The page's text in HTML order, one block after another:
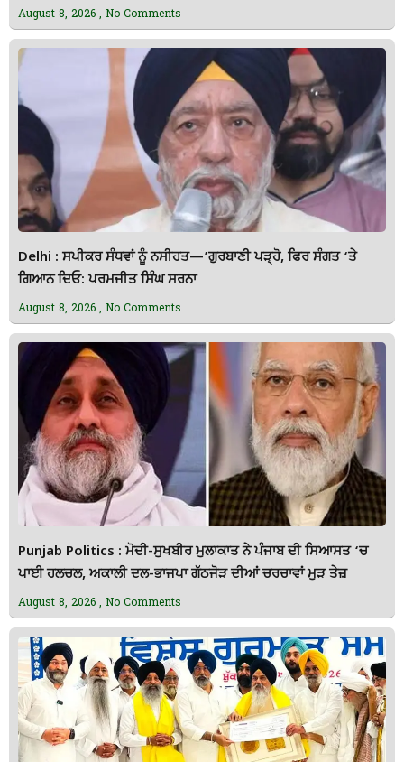
August 8, 2026 No Comments
Delhi : ਸਪੀਕਰ ਸੰਧਵਾਂ ਨੂੰ ਨਸੀਹਤ—’ਗੁਰਬਾਣੀ ਪੜ੍ਹੋ, ਫਿਰ ਸੰਗਤ ‘ਤੇ
ਗਿਆਨ ਦਿਓ: ਪਰਮਜੀਤ ਸਿੰਘ ਸਰਨਾ
August 8, 2026 No Comments
Punjab Politics : ਮੋਦੀ-ਸੁਖਬੀਰ ਮੁਲਾਕਾਤ ਨੇ ਪੰਜਾਬ ਦੀ ਸਿਆਸਤ ‘ਚ
ਪਾਈ ਹਲਚਲ, ਅਕਾਲੀ ਦਲ-ਭਾਜਪਾ ਗੱਠਜੋੜ ਦੀਆਂ ਚਰਚਾਵਾਂ ਮੁੜ ਤੇਜ਼
August 8, 2026 No Comments